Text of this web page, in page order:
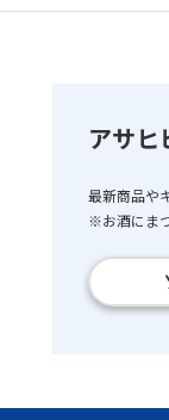
アサヒ
最新商品や
※お酒にま